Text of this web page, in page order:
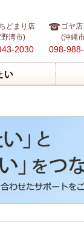
どまり店
湾市)
2030
ゴヤ店
(沖縄
098-